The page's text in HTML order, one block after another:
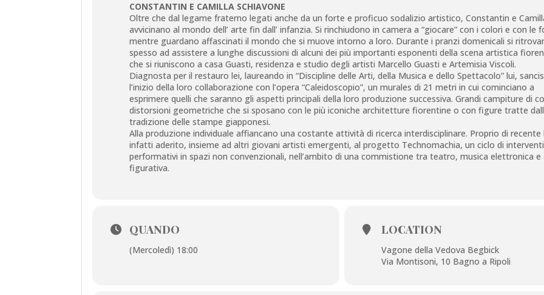
CONSTANTIN E CAMILLA SCHIAVONE
Oltre che dal legame fraterno legati anche da un forte e proficuo sodalizio artistico, Constantin e
avvicinano al mondo dell’ arte fin dall’ infanzia. Si rinchiudono in camera a “giocare” con i colori e con le
mentre guardano affascinati il mondo che si muove intorno a loro. Durante i pranzi domenicali si
spesso ad assistere a lunghe discussioni di alcuni dei più importanti esponenti della scena artistica
che si riuniscono a casa Guasti, residenza e studio degli artisti Marcello Guasti e Artemisia Viscoli.
Diagnosta per il restauro lei, laureando in “Discipline delle Arti, della Musica e dello Spettacolo” lui,
l’inizio della loro collaborazione con l’opera “Caleidoscopio”, un murales di 21 metri in cui cominciano a
esprimere quelli che saranno gli aspetti principali della loro produzione successiva. Grandi campiture di
distorsioni geometriche che si sposano con le più iconiche architetture fiorentine o con figure tratte
tradizione delle stampe giapponesi.
Alla produzione individuale affiancano una costante attività di ricerca interdisciplinare. Proprio di recente
infatti aderito, insieme ad altri giovani artisti emergenti, al progetto Technomachia, un ciclo di interventi
performativi in spazi non convenzionali, nell’ambito di una commistione tra teatro, musica elettronica e
figurativa.
QUANDO
(Mercoledì) 18:00
LOCATION
Vagone della Vedova Begbick
Via Montisoni, 10 Bagno a Ripoli